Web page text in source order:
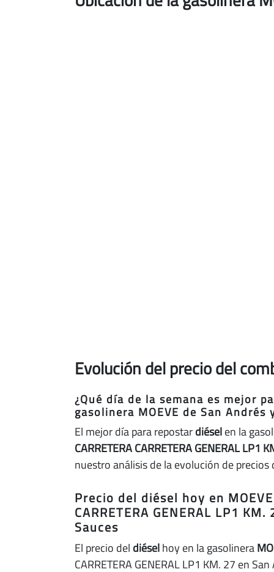
Evolución del precio del
¿Qué día de la semana es mejor
gasolinera MOEVE de San Andrés
El mejor día para repostardiéselen la
CARRETERA CARRETERA GENERAL LP1
nuestro análisis de la evolución de precios
Precio del diésel hoy en MOEVE
CARRETERA GENERAL LP1
Sauces
El precio del diéselhoy en la gasolinera
CARRETERA GENERAL LP1 KM. 27 en